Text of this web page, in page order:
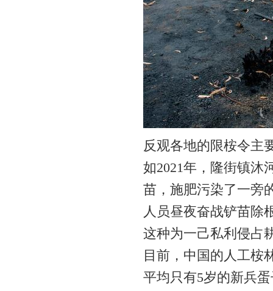
反观各地的限桉令主
如2021年，隆街镇沐
苗，施肥污染了一旁
人员昼夜奋战铲苗除
这种为一己私利侵占
目前，中国的人工桉
平均只有5岁的新兵